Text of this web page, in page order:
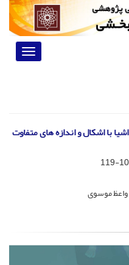
Toggle
با اشکال و اندازه های متفاوت
موسوی